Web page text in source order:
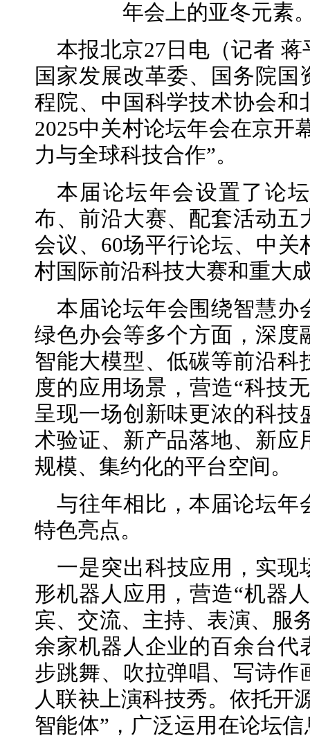
年会上的亚冬元素
本报北京27日电（记者
国家发展改革委、国务院
程院、中国科学技术协会和
2025中关村论坛年会在京开
力与全球科技合作”。
本届论坛年会设置了论
布、前沿大赛、配套活动五
会议、60场平行论坛、中
村国际前沿科技大赛和重大
本届论坛年会围绕智慧办
绿色办会等多个方面，深度
智能大模型、低碳等前沿
度的应用场景，营造“科技
呈现一场创新味更浓的科技
术验证、新产品落地、新应
规模、集约化的平台空间。
与往年相比，本届论坛年
特色亮点。
一是突出科技应用，实现
形机器人应用，营造“机器
宾、交流、主持、表演、服
余家机器人企业的百余台
步跳舞、吹拉弹唱、写诗
人联袂上演科技秀。依托开
智能体”，广泛运用在论坛